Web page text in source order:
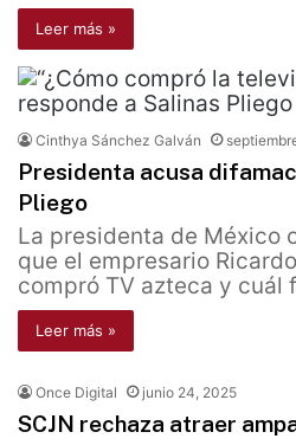
Leer más »
Cinthya Sánchez Galván
Presidenta acusa
Pliego
La presidenta de México
que el empresario
compró TV azteca y cuál
Leer más »
Once Digital junio 24, 2025
SCJN rechaza atraer